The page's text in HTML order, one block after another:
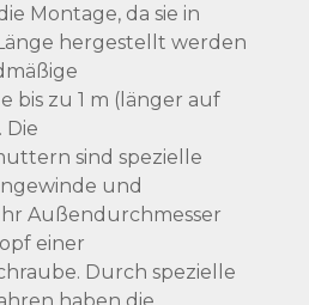
Montage, da sie in
hergestellt werden
bis zu 1 m (länger auf
Die
sind spezielle
und
Außendurchmesser
einer
Durch spezielle
haben die